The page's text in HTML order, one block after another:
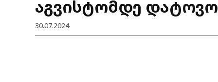
აგვისტომდე
30.07.2024